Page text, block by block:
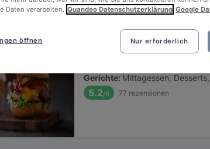
Effe&gold Erding
Befindet sich in Zentrum
Gerichte: Mittagessen,
5.2/6 77 rezensionen
Daten verarbeiten. Quandoo Datenschutzerklärung Google
Nur erforderlich
öffnen